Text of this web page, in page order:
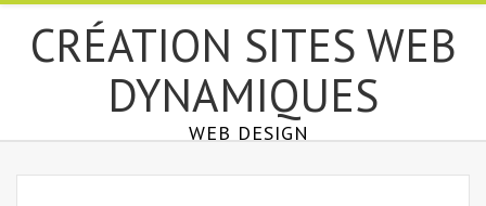
СRÉATION SITES WEB
DYNAMIQUES
WEB DESIGN